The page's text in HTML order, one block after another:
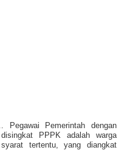
Pegawai Pemerintah dengan
PPPK adalah warga
tertentu, yang diangkat